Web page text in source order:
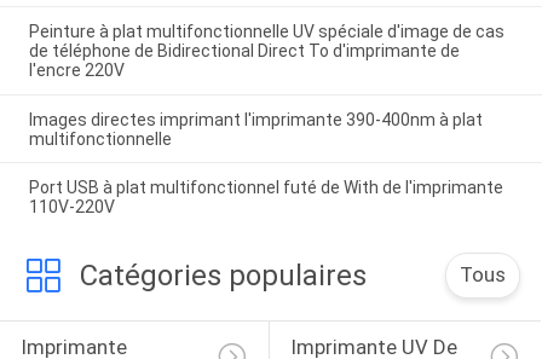
Peinture à plat multifonctionnelle UV spéciale d'image de cas
de téléphone de Bidirectional Direct To d'imprimante de
l'encre 220V
Images directes imprimant l'imprimante 390-400nm à plat
multifonctionnelle
Port USB à plat multifonctionnel futé de With de l'imprimante
110V-220V
Catégories populaires Tous
Imprimante
Imprimante UV De